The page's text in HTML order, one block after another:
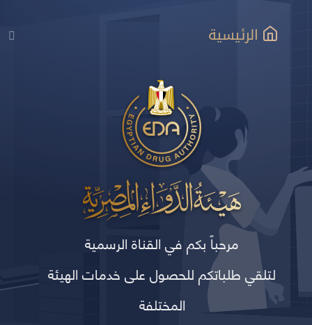
الرئيسية
مرحباً بكم في القناة الرسمية
لتلقي طلباتكم للحصول على خدمات الهيئة
المختلفة